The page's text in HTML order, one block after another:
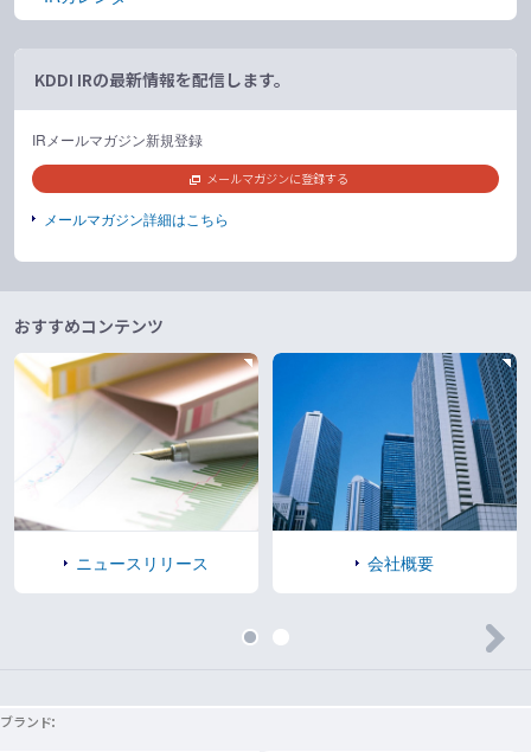
KDDI IRの最新情報を配信します。
IRメールマガジン新規登録
メールマガジンに登録する
メールマガジン詳細はこちら
おすすめコンテンツ
ニュースリリース 会社概要
ブランド